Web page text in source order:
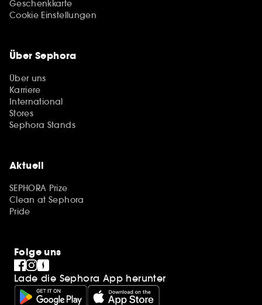
Geschenkkarte
Cookie Einstellungen
Über Sephora
Über uns
Karriere
International
Stores
Sephora Stands
Aktuell
SEPHORA Prize
Clean at Sephora
Pride
Folge uns
Lade die Sephora App herunter